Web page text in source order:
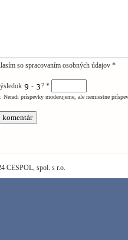
so spracovaním osobných údajov *
- ? *
Neradi príspevky moderujeme, ale nemiestne
CESPOL, spol. s r.o.